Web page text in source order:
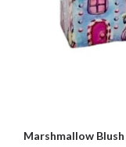
Marshmallow Blush